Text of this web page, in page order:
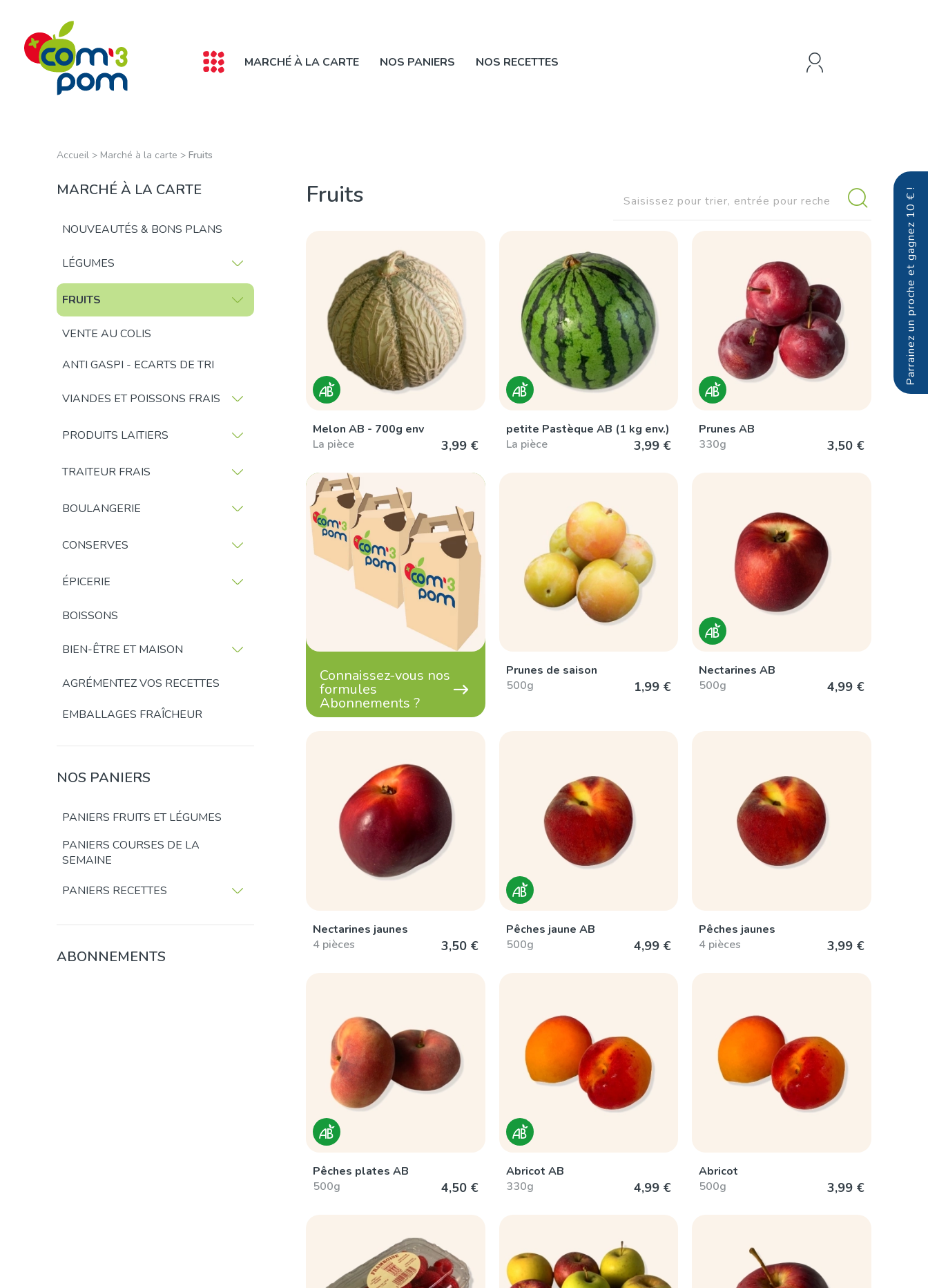
MARCHÉ À LA CARTE NOS PANIERS NOS RECETTES
Parrainez un proche et gagnez 10 € !
Accueil > Marché à la carte > Fruits
MARCHÉ À LA CARTE
NOUVEAUTÉS & BONS PLANS
LÉGUMES
FRUITS
VENTE AU COLIS
ANTI GASPI - ECARTS DE TRI
VIANDES ET POISSONS FRAIS
PRODUITS LAITIERS
TRAITEUR FRAIS
BOULANGERIE
CONSERVES
ÉPICERIE
BOISSONS
BIEN-ÊTRE ET MAISON
AGRÉMENTEZ VOS RECETTES
EMBALLAGES FRAÎCHEUR
NOS PANIERS
PANIERS FRUITS ET LÉGUMES
PANIERS COURSES DE LA
SEMAINE
PANIERS RECETTES
ABONNEMENTS
Fruits
Melon AB - 700g env
La pièce
3,99 €
petite Pastèque AB (1 kg env.)
La pièce
3,99 €
Prunes AB
330g
3,50 €
Connaissez-vous nos
formules
Abonnements ?
Prunes de saison
500g
1,99 €
Nectarines AB
500g
4,99 €
Nectarines jaunes
4 pièces
3,50 €
Pêches jaune AB
500g
4,99 €
Pêches jaunes
4 pièces
3,99 €
Pêches plates AB
500g
4,50 €
Abricot AB
330g
4,99 €
Abricot
500g
3,99 €